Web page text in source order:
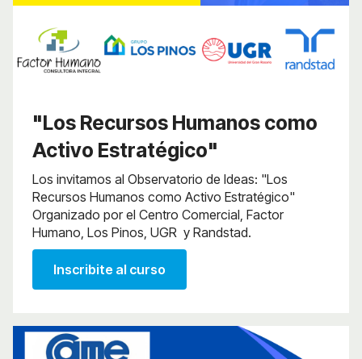
"Los Recursos Humanos como
Activo Estratégico"
Los invitamos al Observatorio de Ideas: "Los
Recursos Humanos como Activo Estratégico"
Organizado por el Centro Comercial, Factor
Humano, Los Pinos, UGR y Randstad.
Inscribite al curso